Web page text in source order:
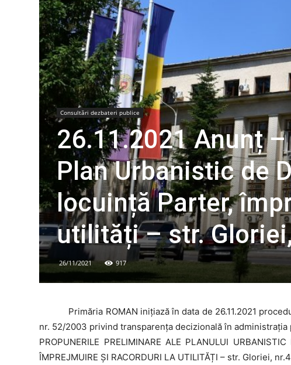
Consultări dezbateri publice
26.11.2021 Anunț –
Plan Urbanistic de
locuință Parter,
utilități – str.
26/11/2021 917
Primăria ROMAN inițiază în data de 26.11.2021
nr. 52/2003 privind transparența decizională în administrația
PROPUNERILE PRELIMINARE ALE PLANULUI
ÎMPREJMUIRE ȘI RACORDURI LA UTILITĂȚI – str. Gloriei,